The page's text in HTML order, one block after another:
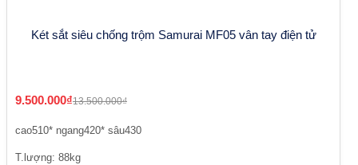
Két sắt siêu chống trộm Samurai MF05 vân tay điện tử
9.500.000₫13.500.000₫
cao510* ngang420* sâu430
T.lượng: 88kg